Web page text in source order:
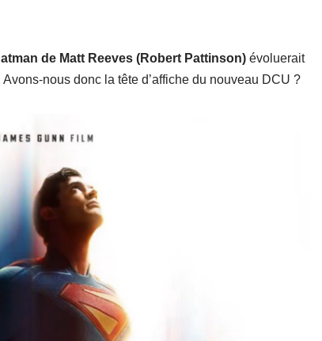
de Matt Reeves (Robert Pattinson) évoluerait
nous donc la tête d’affiche du nouveau DCU ?